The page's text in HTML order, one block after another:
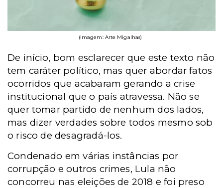
(Imagem: Arte Migalhas)
De início, bom esclarecer que este texto não
tem caráter político, mas quer abordar fatos
ocorridos que acabaram gerando a crise
institucional que o país atravessa. Não se
quer tomar partido de nenhum dos lados,
mas dizer verdades sobre todos mesmo sob
o risco de desagradá-los.
Condenado em várias instâncias por
corrupção e outros crimes, Lula não
concorreu nas eleições de 2018 e foi preso